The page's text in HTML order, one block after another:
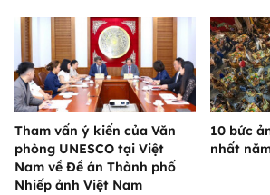
Tham vấn ý kiến của Văn
phòng UNESCO tại Việt
Nam về Đề án Thành phố
Nhiếp ảnh Việt Nam
10 bức
nhất